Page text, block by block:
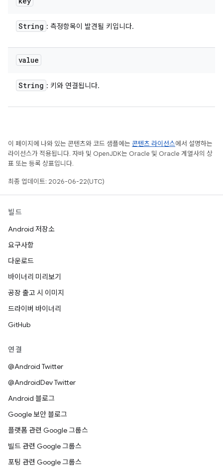
String : 측정항목이 발견될 키입니다.
value
String : 키와 연결됩니다.
이 페이지에 나와 있는 콘텐츠와 코드 샘플에는 콘텐츠 라이선스에서 설명하는
라이선스가 적용됩니다. 자바 및 OpenJDK는 Oracle 및 Oracle 계열사의 상
표 또는 등록 상표입니다.
최종 업데이트: 2026-06-22(UTC)
빌드
Android 저장소
요구사항
다운로드
바이너리 미리보기
공장 출고 시 이미지
드라이버 바이너리
GitHub
연결
@Android Twitter
@AndroidDev Twitter
Android 블로그
Google 보안 블로그
플랫폼 관련 Google 그룹스
빌드 관련 Google 그룹스
포팅 관련 Google 그룹스